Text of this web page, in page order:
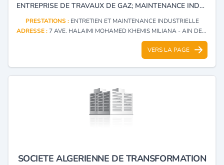
ENTREPRISE DE TRAVAUX DE GAZ; MAINTENANCE INDUSTRIELS.
PRESTATIONS : ENTRETIEN ET MAINTENANCE INDUSTRIELLE
ADRESSE : 7 AVE. HALAIMI MOHAMED KHEMIS MILIANA - AIN DEFLA
VERS LA PAGE
SOCIETE ALGERIENNE DE TRANSFORMATION